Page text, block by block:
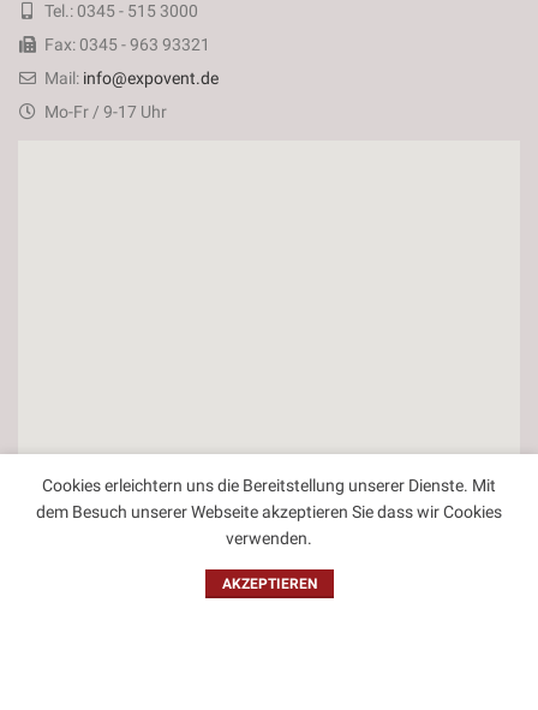
Tel.: 0345 - 515 3000
Fax: 0345 - 963 93321
Mail: info@expovent.de
Mo-Fr / 9-17 Uhr
Cookies erleichtern uns die Bereitstellung unserer Dienste. Mit
dem Besuch unserer Webseite akzeptieren Sie dass wir Cookies
verwenden.
AKZEPTIEREN